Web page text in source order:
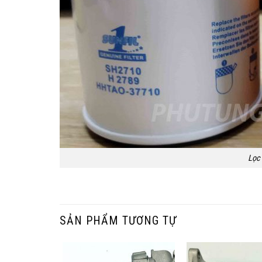
Lọc
SẢN PHẨM TƯƠNG TỰ